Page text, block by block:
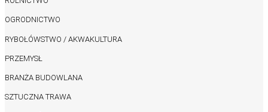
OGRODNICTWO
RYBOŁÓWSTWO / AKWAKULTURA
PRZEMYSŁ
BRANŻA BUDOWLANA
SZTUCZNA TRAWA